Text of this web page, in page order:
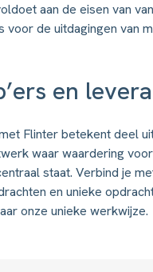
aan de eisen van
voor de uitdagingen van
en
Flinter betekent deel
waar waardering
staat. Verbind je
en unieke
onze unieke werkwijze.